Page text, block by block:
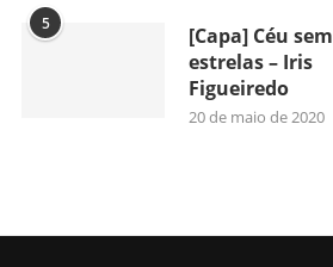
5
[Capa] Céu sem
estrelas – Iris
Figueiredo
20 de maio de 2020